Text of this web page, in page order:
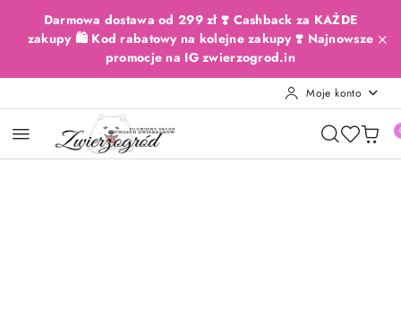
Przejdź do treści głównej
Przejdź do wyszukiwarki
Przejdź do moje konto
Przejdź do menu głównego
Przejdź do opisu produktu
Przejdź do stopki
Darmowa dostawa od 299 zł ❣️ Cashback za KAŻDE
zakupy 🛍️ Kod rabatowy na kolejne zakupy ❣️ Najnowsze
promocje na IG zwierzogrod.in
Moje konto